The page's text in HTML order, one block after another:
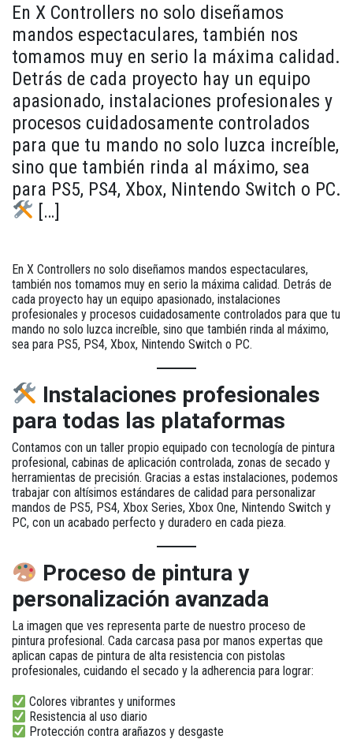
En X Controllers no solo diseñamos
mandos espectaculares, también nos
tomamos muy en serio la máxima calidad.
Detrás de cada proyecto hay un equipo
apasionado, instalaciones profesionales y
procesos cuidadosamente controlados
para que tu mando no solo luzca increíble,
sino que también rinda al máximo, sea
para PS5, PS4, Xbox, Nintendo Switch o PC.
[…]
En X Controllers no solo diseñamos mandos espectaculares,
también nos tomamos muy en serio la máxima calidad. Detrás de
cada proyecto hay un equipo apasionado, instalaciones
profesionales y procesos cuidadosamente controlados para que tu
mando no solo luzca increíble, sino que también rinda al máximo,
sea para PS5, PS4, Xbox, Nintendo Switch o PC.
Instalaciones profesionales
para todas las plataformas
Contamos con un taller propio equipado con tecnología de pintura
profesional, cabinas de aplicación controlada, zonas de secado y
herramientas de precisión. Gracias a estas instalaciones, podemos
trabajar con altísimos estándares de calidad para personalizar
mandos de PS5, PS4, Xbox Series, Xbox One, Nintendo Switch y
PC, con un acabado perfecto y duradero en cada pieza.
Proceso de pintura y
personalización avanzada
La imagen que ves representa parte de nuestro proceso de
pintura profesional. Cada carcasa pasa por manos expertas que
aplican capas de pintura de alta resistencia con pistolas
profesionales, cuidando el secado y la adherencia para lograr:
Colores vibrantes y uniformes
Resistencia al uso diario
Protección contra arañazos y desgaste